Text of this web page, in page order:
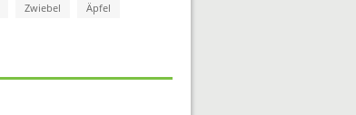
Zwiebel Äpfel